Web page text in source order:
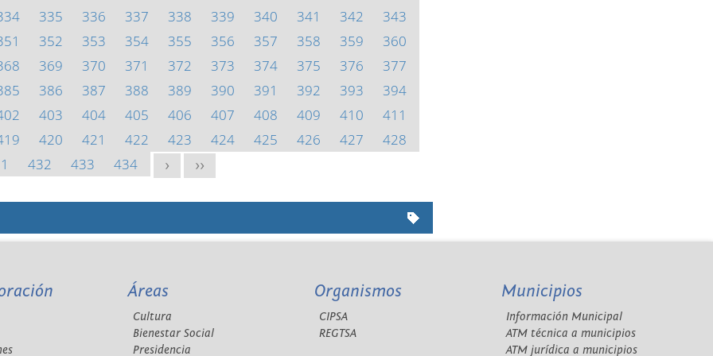
335 336 337 338 339 340 341 342
343
352 353 354 355 356 357 358 359
360
369 370 371 372 373 374 375 376
377
386 387 388 389 390 391 392 393
394
403 404 405 406 407 408 409 410
411
420 421 422 423 424 425 426 427
428
432 433 434 > >>
Áreas
Cultura
Bienestar Social
Presidencia
Organismos
CIPSA
REGTSA
Municipios
Información Municipal
ATM técnica a municipios
ATM jurídica a municipios